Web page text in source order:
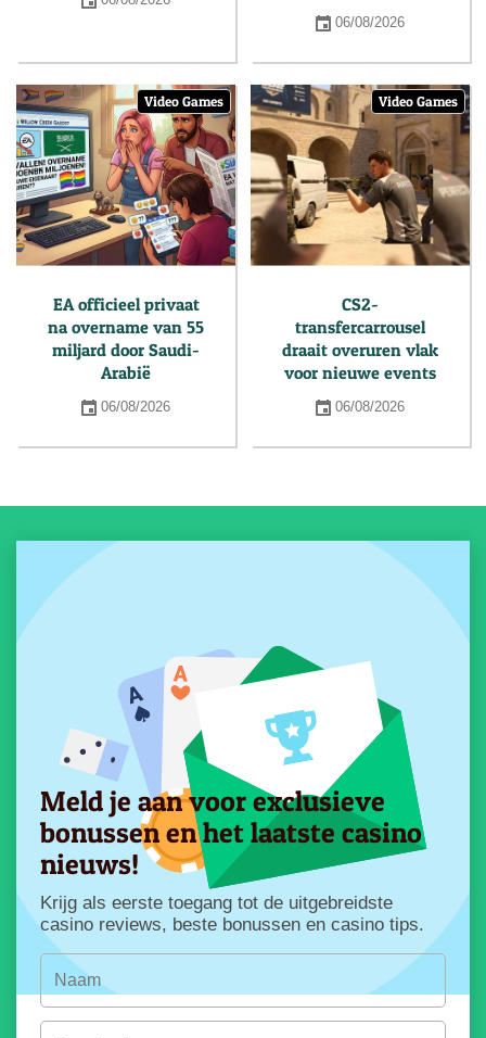
06/08/2026
Video Games
EA officieel privaat
na overname van 55
miljard door Saudi-
Arabië
06/08/2026
Video Games
CS2-
transfercarrousel
draait overuren vlak
voor nieuwe events
06/08/2026
Meld je aan voor exclusieve
bonussen en het laatste casino
nieuws!
Krijg als eerste toegang tot de uitgebreidste
casino reviews, beste bonussen en casino tips.